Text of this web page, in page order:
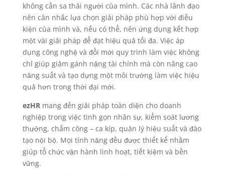
không cần sa thải người của mình. Các nhà lãnh đạo
nên cân nhắc lựa chọn giải pháp phù hợp với điều
kiện của mình và, nếu có thể, nên ứng dụng kết hợp
một vài giải pháp để đạt hiệu quả tối đa. Việc áp
dụng công nghệ và đổi mới quy trình làm việc không
chỉ giúp giảm gánh nặng tài chính mà còn nâng cao
năng suất và tạo dựng một môi trường làm việc hiệu
quả hơn trong thời đại mới.
ezHRmang đến giải pháp toàn diện cho doanh
nghiệp trong việc tinh gọn nhân sự, kiểm soát lương
thưởng, chấm công – ca kíp, quản lý hiệu suất và đào
tạo nội bộ. Mọi tính năng đều được thiết kế nhằm
giúp tổ chức vận hành linh hoạt, tiết kiệm và bền
vững.